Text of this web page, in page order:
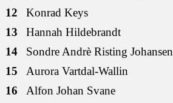
12
Konrad Keys
13
Hannah Hildebrandt
14
Sondre Andrè Risting Johansen
15
Aurora Vartdal-Wallin
16
Alfon Johan Svane